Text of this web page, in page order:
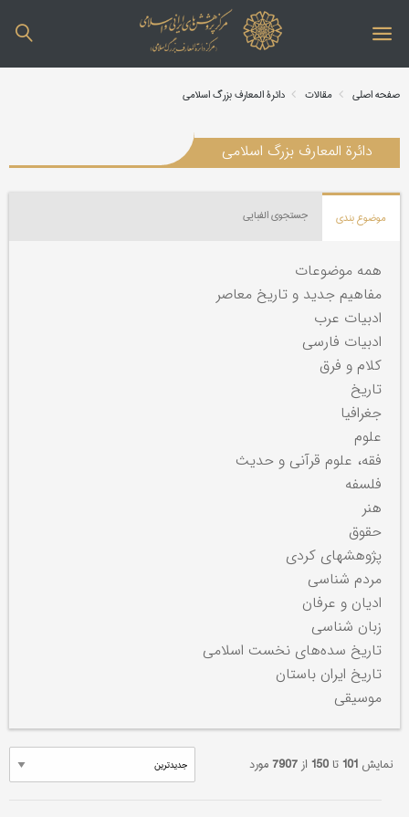
صفحه اصلی مقالات دائرة المعارف بزرگ اسلامی
دائرة المعارف بزرگ اسلامی
موضوع بندی جستجوی الفبایی
همه موضوعات
مفاهیم جدید و تاریخ معاصر
ادبیات عرب
ادبیات فارسی
کلام و فرق
تاریخ
جغرافیا
علوم
فقه، علوم قرآنی و حدیث
فلسفه
هنر
حقوق
پژوهشهای کردی
مردم شناسی
ادیان و عرفان
زبان شناسی
تاریخ سده‌های نخست اسلامی
تاریخ ایران باستان
موسیقی
نمایش 101تا150 از7907مورد